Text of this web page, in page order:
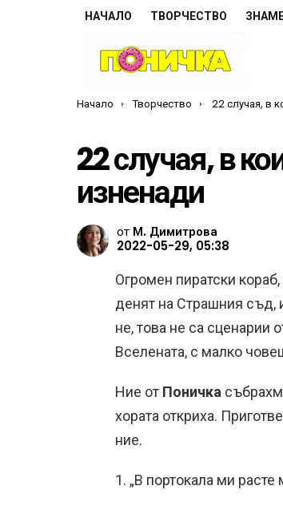
НАЧАЛО ТВОРЧЕСТВО
Ти си тук:
Начало Творчество 22 случая, в които
22 случая, в
изненади
от М. Димитрова
2022-05-29, 05:38
Огромен пиратски
денят на Страшния съд,
не, това не са сценарии
Вселената, с малко
Ние от Поничка
хората откриха.
ние.
1. „В портокала ми расте